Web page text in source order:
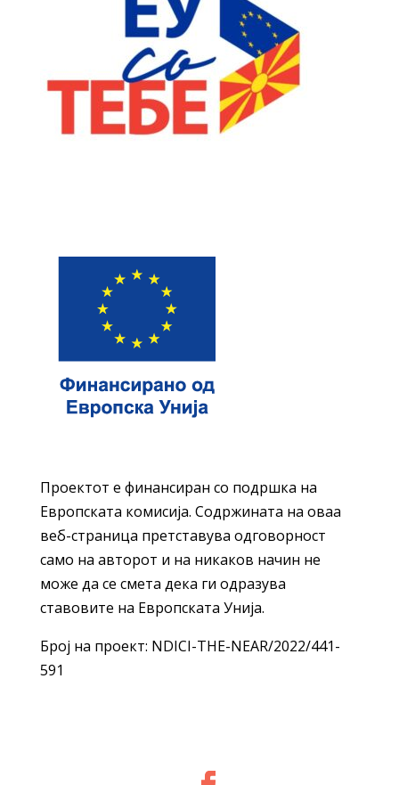
Проектот е финансиран со подршка на
Европската комисија. Содржината на оваа
веб-страница претставува одговорност
само на авторот и на никаков начин не
може да се смета дека ги одразува
ставовите на Европската Унија.
Број на проект: NDICI-THE-NEAR/2022/441-
591